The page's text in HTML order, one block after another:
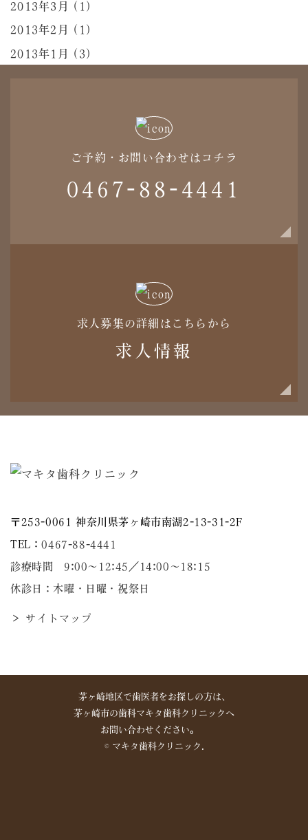
2013年3月 (1)
2013年2月 (1)
2013年1月 (3)
ご予約・お問い合わせはコチラ
0467-88-4441
求人募集の詳細はこちらから
求人情報
〒253-0061 神奈川県茅ヶ崎市南湖2-13-31-2F
TEL：0467-88-4441
診療時間 9:00～12:45／14:00〜18:15
休診日：木曜・日曜・祝祭日
＞ サイトマップ
茅ヶ崎地区で歯医者をお探しの方は、
茅ヶ崎市の歯科マキタ歯科クリニックへ
お問い合わせください。
©︎ マキタ歯科クリニック.